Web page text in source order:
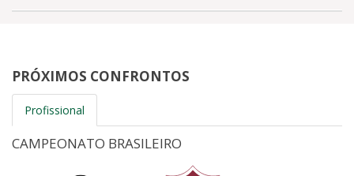
PRÓXIMOS CONFRONTOS
Profissional
CAMPEONATO BRASILEIRO